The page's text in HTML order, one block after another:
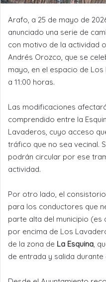
Arafo, a 25 de mayo de
anunciado una serie de
con motivo de la actividad
Andrés Orozco, que se
mayo, en el espacio de
a 11:00 horas.
Las modificaciones
comprendido entre la
Lavaderos, cuyo acceso
tráfico que no sea vecinal.
podrán circular por ese
actividad.
Por otro lado, el
para los conductores que
parte alta del municipio (es
por encima de Los
de la zona de La Esquina,
de entrada y salida